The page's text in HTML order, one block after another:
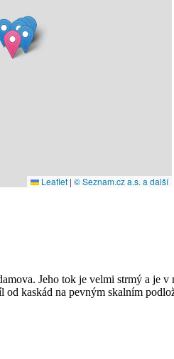
Leaflet | © Seznam.cz a.s. a další
Jeho tok je velmi strmý a je
od kaskád na pevným skalním